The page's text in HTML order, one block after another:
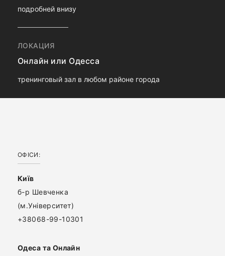
подробней внизу
ЛОКАЦИЯ
Онлайн или Одесса
тренинговый зал в любом районе города
ОФІСИ:
Київ
б-р Шевченка
(м.Університет)
+38068-99-10301
Одеса та Онлайн